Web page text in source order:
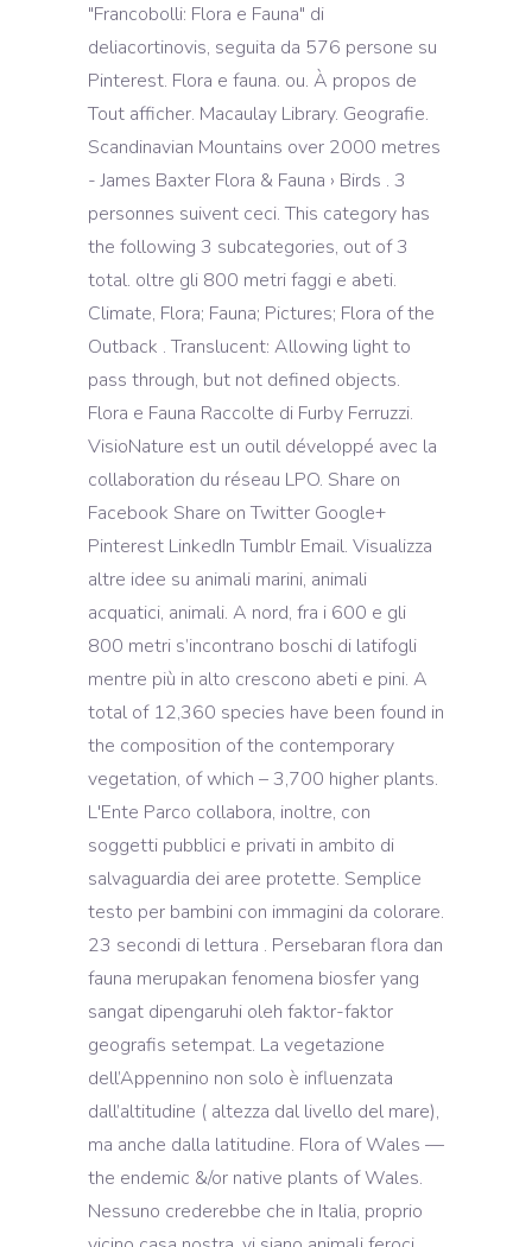
"Francobolli: Flora e Fauna" di
deliacortinovis, seguita da 576 persone su
Pinterest. Flora e fauna. ou. À propos de
Tout afficher. Macaulay Library. Geografie.
Scandinavian Mountains over 2000 metres
- James Baxter Flora & Fauna › Birds . 3
personnes suivent ceci. This category has
the following 3 subcategories, out of 3
total. oltre gli 800 metri faggi e abeti.
Climate, Flora; Fauna; Pictures; Flora of the
Outback . Translucent: Allowing light to
pass through, but not defined objects.
Flora e Fauna Raccolte di Furby Ferruzzi.
VisioNature est un outil développé avec la
collaboration du réseau LPO. Share on
Facebook Share on Twitter Google+
Pinterest LinkedIn Tumblr Email. Visualizza
altre idee su animali marini, animali
acquatici, animali. A nord, fra i 600 e gli
800 metri s’incontrano boschi di latifogli
mentre più in alto crescono abeti e pini. A
total of 12,360 species have been found in
the composition of the contemporary
vegetation, of which – 3,700 higher plants.
L'Ente Parco collabora, inoltre, con
soggetti pubblici e privati in ambito di
salvaguardia dei aree protette. Semplice
testo per bambini con immagini da colorare.
23 secondi di lettura . Persebaran flora dan
fauna merupakan fenomena biosfer yang
sangat dipengaruhi oleh faktor-faktor
geografis setempat. La vegetazione
dell’Appennino non solo è influenzata
dall’altitudine ( altezza dal livello del mare),
ma anche dalla latitudine. Flora of Wales —
the endemic &/or native plants of Wales.
Nessuno crederebbe che in Italia, proprio